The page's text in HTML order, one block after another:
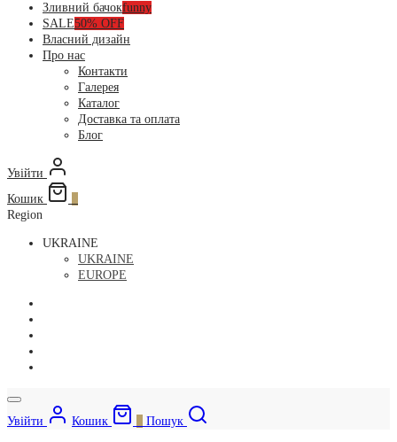
Зливний бачокfunny
SALE50% OFF
Власний дизайн
Про нас
Контакти
Галерея
Каталог
Доставка та оплата
Блог
Увійти
Кошик
Region
UKRAINE
UKRAINE
EUROPE
Увійти Кошик Пошук